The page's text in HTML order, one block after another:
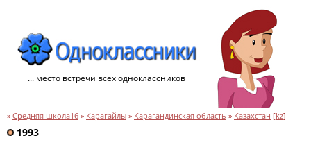
... место встречи всех одноклассников
» Средняя школа16 » Карагайлы » Карагандинская область » Казахстан [kz]
1993